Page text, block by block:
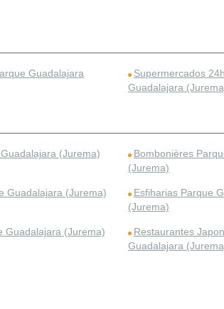
Guadalajara
Supermercados
Guadalajara
(Jurema)
Bombonières
(Jurema)
Guadalajara (Jurema)
Esfiharias Parque
(Jurema)
Guadalajara (Jurema)
Restaurantes
Guadalajara